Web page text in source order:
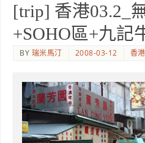
[trip] 香港03.2_
+SOHO區+九記
BY 瑞米馬汀 2008-03-12 香